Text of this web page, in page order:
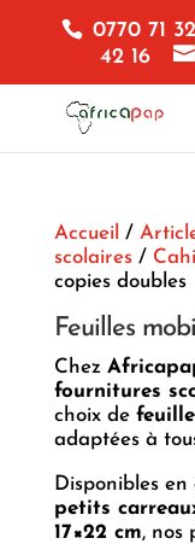
0770 71
42 16
Accueil /
scolaires/
copies doubles
Feuilles
Chez
fournitures
choix de
adaptées à
Disponibles en
petits
17×22 cm, nos